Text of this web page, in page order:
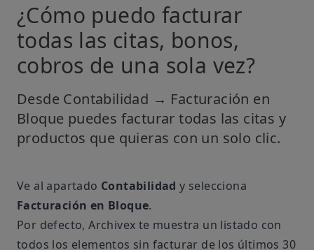
¿Cómo puedo facturar
todas las citas, bonos,
cobros de una sola vez?
Desde Contabilidad → Facturación en
Bloque puedes facturar todas las citas y
productos que quieras con un solo clic.
Ve al apartado Contabilidad y selecciona
Facturación en Bloque.
Por defecto, Archivex te muestra un listado con
todos los elementos sin facturar de los últimos 30